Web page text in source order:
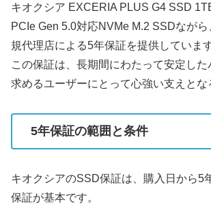
キオクシア EXCERIA PLUS G4 SSD
PCIe Gen 5.0対応NVMe M.2 SSDなが
規代理店による5年保証を提供しています
この保証は、長期間にわたって安定し
求めるユーザーにとって心強い支えとな
5年保証の範囲と条件
キオクシアのSSD保証は、購入日から5
保証が基本です。